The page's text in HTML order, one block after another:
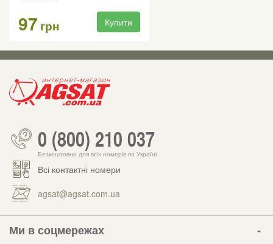
97 грн Купити
0 (800) 210 037
Безкоштовно для всіх номерів по Україні
Всі контактні номери
agsat@agsat.com.ua
Ми в соцмережах